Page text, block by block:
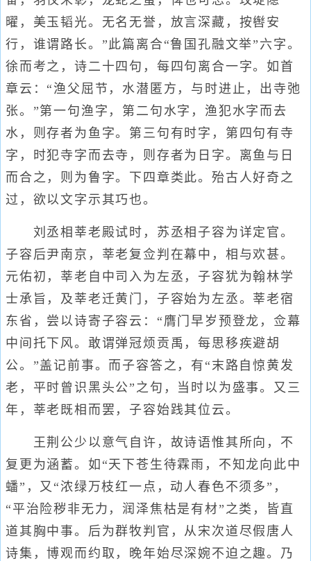
曜，美玉韬光。无名无誉，放言深藏，按辔安
行，谁谓路长。”此篇离合“鲁国孔融文举”六字。
徐而考之，诗二十四句，每四句离合一字。如首
章云：“渔父屈节，水潜匿方，与时进止，出寺弛
张。”第一句渔字，第二句水字，渔犯水字而去
水，则存者为鱼字。第三句有时字，第四句有寺
字，时犯寺字而去寺，则存者为日字。离鱼与日
而合之，则为鲁字。下四章类此。殆古人好奇之
过，欲以文字示其巧也。
刘丞相莘老殿试时，苏丞相子容为详定官。
子容后尹南京，莘老复佥判在幕中，相与欢甚。
元佑初，莘老自中司入为左丞，子容犹为翰林学
士承旨，及莘老迁黄门，子容始为左丞。莘老宿
东省，尝以诗寄子容云：“膺门早岁预登龙，佥幕
中间托下风。敢谓弹冠烦贡禹，每思移疾避胡
公。”盖记前事。而子容答之，有“末路自惊黄发
老，平时曾识黑头公”之句，当时以为盛事。又三
年，莘老既相而罢，子容始践其位云。
王荆公少以意气自许，故诗语惟其所向，不
复更为涵蓄。如“天下苍生待霖雨，不知龙向此中
蟠”，又“浓绿万枝红一点，动人春色不须多”，
“平治险秽非无力，润泽焦枯是有材”之类，皆直
道其胸中事。后为群牧判官，从宋次道尽假唐人
诗集，博观而约取，晚年始尽深婉不迫之趣。乃